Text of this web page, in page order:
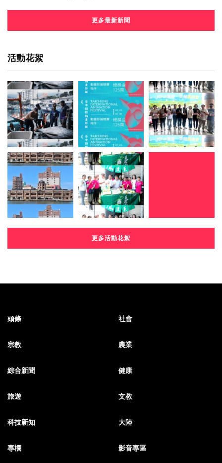
更多最新新聞
活動花絮
更多活動花絮
頭條 社會
宗教 農業
綜合新聞 健康
旅遊 文教
科技新知 大陸
專欄 影音專區